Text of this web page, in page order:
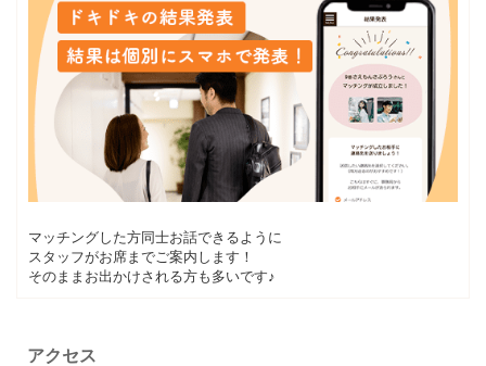
マッチングした方同士お話できるように
スタッフがお席までご案内します！
そのままお出かけされる方も多いです♪
アクセス